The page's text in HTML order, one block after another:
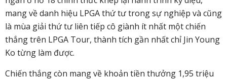
mang về danh hiệu LPGA thứ tư trong sự nghiệp và cũng
là mùa giải thứ tư liên tiếp cô giành ít nhất một chiến
thắng trên LPGA Tour, thành tích gần nhất chỉ Jin Young
Ko từng làm được.
Chiến thắng còn mang về khoản tiền thưởng 1,95 triệu